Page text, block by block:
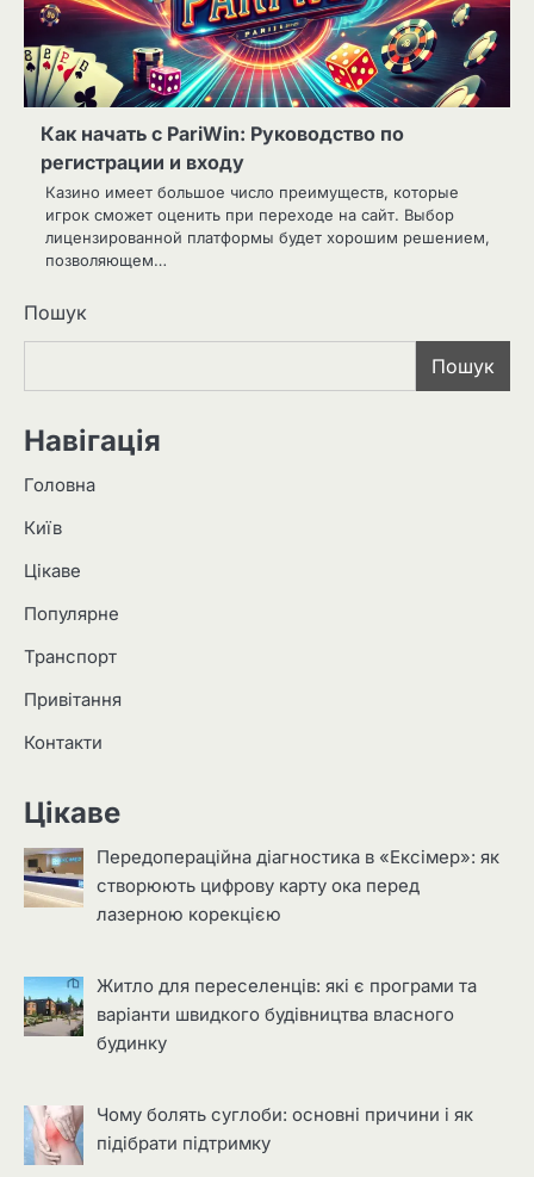
Как начать с PariWin: Руководство по
регистрации и входу
Казино имеет большое число преимуществ, которые
игрок сможет оценить при переходе на сайт. Выбор
лицензированной платформы будет хорошим решением,
позволяющем…
Пошук
Пошук
Навігація
Головна
Київ
Цікаве
Популярне
Транспорт
Привітання
Контакти
Цікаве
Передопераційна діагностика в «Ексімер»: як
створюють цифрову карту ока перед
лазерною корекцією
Житло для переселенців: які є програми та
варіанти швидкого будівництва власного
будинку
Чому болять суглоби: основні причини і як
підібрати підтримку